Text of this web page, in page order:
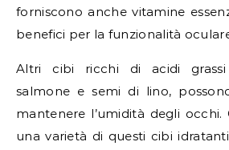
forniscono anche vitamine
benefici per la funzionalità
Altri cibi ricchi di acidi grassi
salmone e semi di lino,
mantenere l’umidità degli occhi.
una varietà di questi cibi